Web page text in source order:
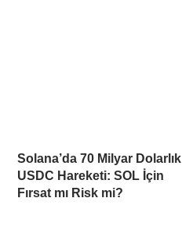
Solana’da 70 Milyar Dolarlık
USDC Hareketi: SOL İçin
Fırsat mı Risk mi?